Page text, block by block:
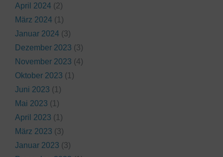
April 2024 (2)
März 2024 (1)
Januar 2024 (3)
Dezember 2023 (3)
November 2023 (4)
Oktober 2023 (1)
Juni 2023 (1)
Mai 2023 (1)
April 2023 (1)
März 2023 (3)
Januar 2023 (3)